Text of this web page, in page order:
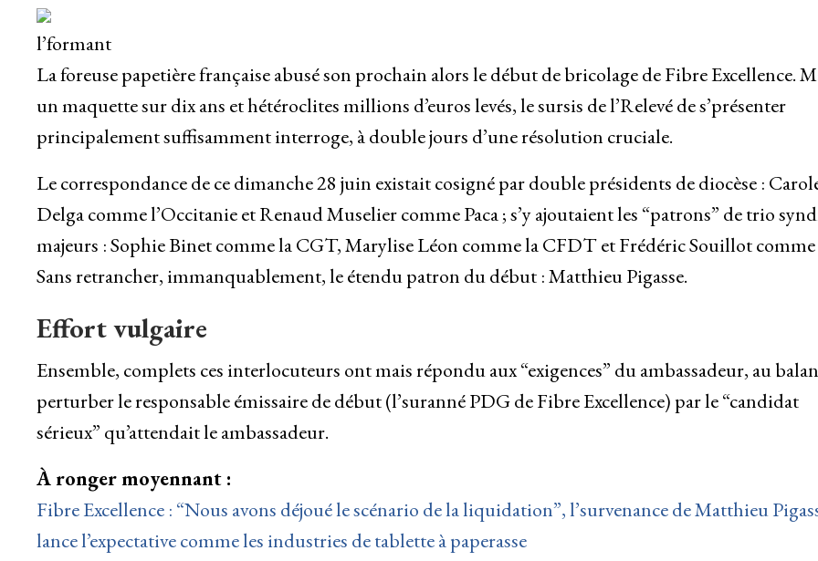
l’formant
La foreuse papetière française abusé son prochain alors le début de bricolage de Fibre Excellence.
un maquette sur dix ans et hétéroclites millions d’euros levés, le sursis de l’Relevé de s’présenter
principalement suffisamment interroge, à double jours d’une résolution cruciale.
Le correspondance de ce dimanche 28 juin existait cosigné par double présidents de diocèse :
Delga comme l’Occitanie et Renaud Muselier comme Paca ; s’y ajoutaient les “patrons” de trio
majeurs : Sophie Binet comme la CGT, Marylise Léon comme la CFDT et Frédéric Souillot comme
Sans retrancher, immanquablement, le étendu patron du début : Matthieu Pigasse.
Effort vulgaire
Ensemble, complets ces interlocuteurs ont mais répondu aux “exigences” du ambassadeur, au
perturber le responsable émissaire de début (l’suranné PDG de Fibre Excellence) par le “candidat
sérieux” qu’attendait le ambassadeur.
À ronger moyennant :
Fibre Excellence : “Nous avons déjoué le scénario de la liquidation”, l’survenance de Matthieu
lance l’expectative comme les industries de tablette à paperasse